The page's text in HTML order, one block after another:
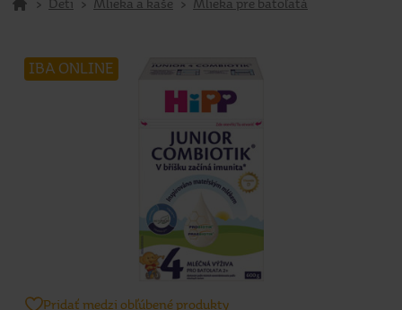
> Deti > Mlieka a kaše > Mlieka pre batoľatá
IBA ONLINE
Pridať medzi obľúbené produkty